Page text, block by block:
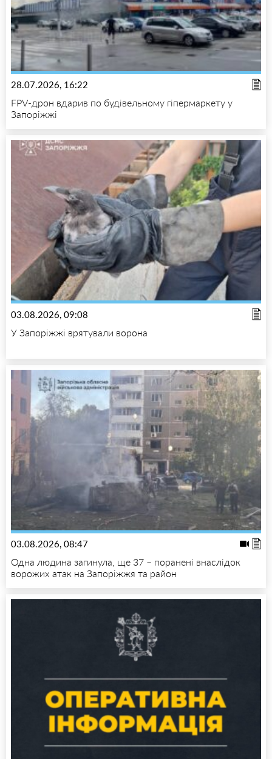
28.07.2026, 16:22
FPV-дрон вдарив по будівельному гіпермаркету у
Запоріжжі
03.08.2026, 09:08
У Запоріжжі врятували ворона
03.08.2026, 08:47
Одна людина загинула, ще 37 – поранені внаслідок
ворожих атак на Запоріжжя та район